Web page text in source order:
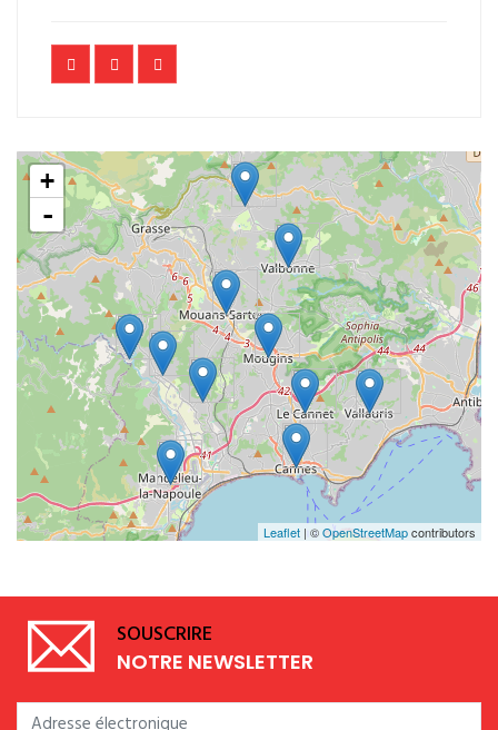
+
-
Leaflet | ©OpenStreetMapcontributors
SOUSCRIRE
NOTRE NEWSLETTER